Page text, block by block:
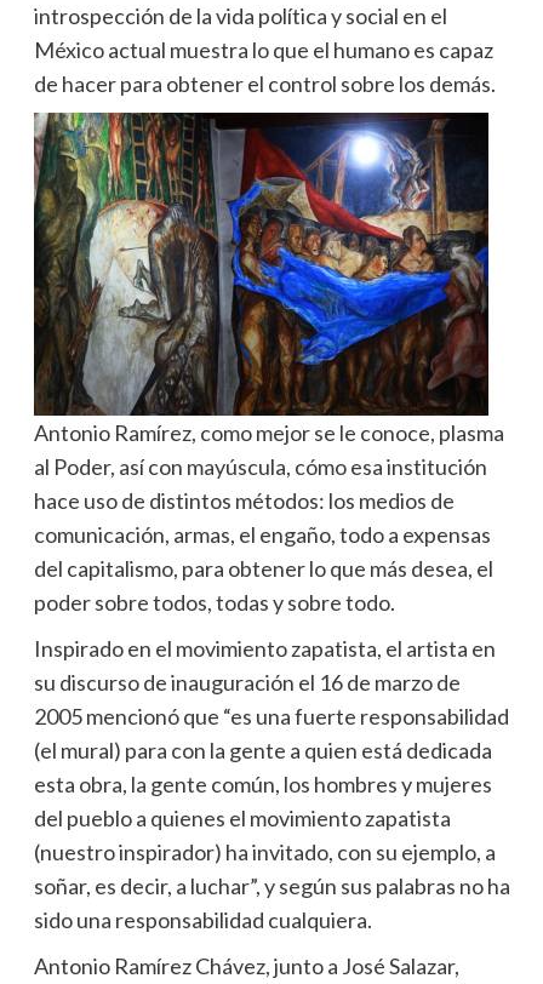
introspección de la vida política y social en el
México actual muestra lo que el humano es capaz
de hacer para obtener el control sobre los demás.
Antonio Ramírez, como mejor se le conoce, plasma
al Poder, así con mayúscula, cómo esa institución
hace uso de distintos métodos: los medios de
comunicación, armas, el engaño, todo a expensas
del capitalismo, para obtener lo que más desea, el
poder sobre todos, todas y sobre todo.
Inspirado en el movimiento zapatista, el artista en
su discurso de inauguración el 16 de marzo de
2005 mencionó que “es una fuerte responsabilidad
(el mural) para con la gente a quien está dedicada
esta obra, la gente común, los hombres y mujeres
del pueblo a quienes el movimiento zapatista
(nuestro inspirador) ha invitado, con su ejemplo, a
soñar, es decir, a luchar”, y según sus palabras no ha
sido una responsabilidad cualquiera.
Antonio Ramírez Chávez, junto a José Salazar,